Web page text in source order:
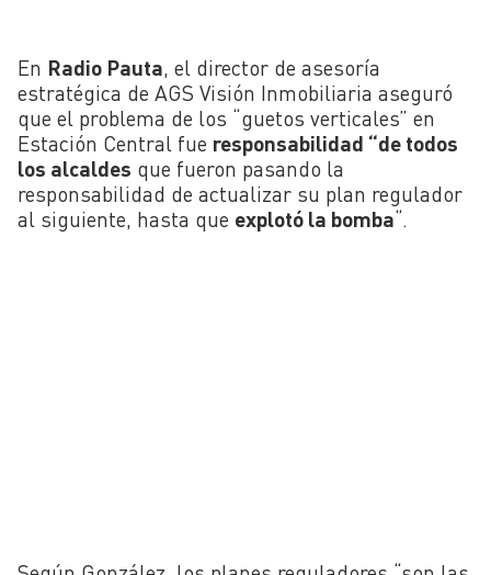
En Radio Pauta, el director de asesoría
estratégica de AGS Visión Inmobiliaria aseguró
que el problema de los “guetos verticales” en
Estación Central fue responsabilidad “de todos
los alcaldes que fueron pasando la
responsabilidad de actualizar su plan regulador
al siguiente, hasta que explotó la bomba“.